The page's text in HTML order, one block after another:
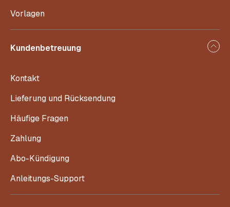
Vorlagen
Kundenbetreuung
Kontakt
Lieferung und Rücksendung
Häufige Fragen
Zahlung
Abo-Kündigung
Anleitungs-Support